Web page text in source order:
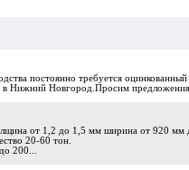
постоянно требуется
Нижний Новгород.Просим
от 1,2 до 1,5 мм ширина от 920
20-60 тон.
200...